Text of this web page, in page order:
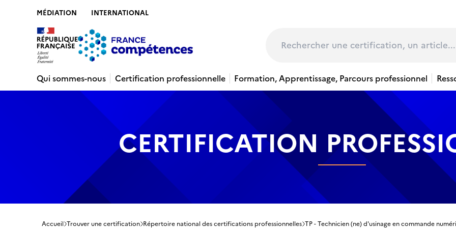
MÉDIATION INTERNATIONAL
Qui sommes-nous Certification professionnelle Formation, Apprentissage, Parcours professionnel
CERTIFICATION
Accueil Trouver une certification Répertoire national des certifications professionnelles TP - Technicien (ne) d'usinage en commande